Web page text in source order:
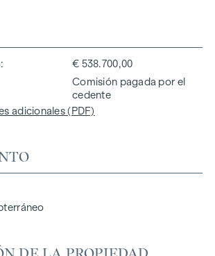
€ 538.700,00
Comisión pagada por el
cedente
adicionales (PDF)